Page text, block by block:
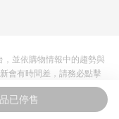
已停售
並依購物情報中的趨勢與
會有時間差，請務必點擊
切資訊以合作廠商網頁為